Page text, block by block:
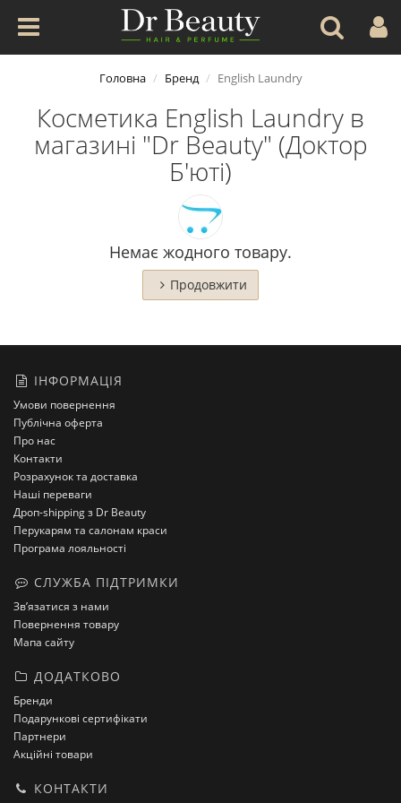
Головна Бренд English Laundry
Косметика English Laundry в
магазині "Dr Beauty" (Доктор
Б'юті)
Немає жодного товару.
Продовжити
ІНФОРМАЦІЯ
Умови повернення
Публічна оферта
Про нас
Контакти
Розрахунок та доставка
Наші переваги
Дроп-shipping з Dr Beauty
Перукарям та салонам краси
Програма лояльності
СЛУЖБА ПІДТРИМКИ
Зв’язатися з нами
Повернення товару
Мапа сайту
ДОДАТКОВО
Бренди
Подарункові сертифікати
Партнери
Акційні товари
КОНТАКТИ